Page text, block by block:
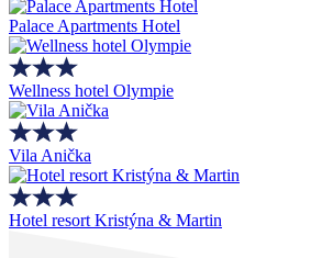
Palace Apartments Hotel
Wellness hotel Olympie
Vila Anička
Hotel resort Kristýna & Martin